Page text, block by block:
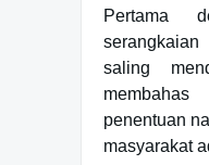
Pertama
saling
penentuan
masyarakat